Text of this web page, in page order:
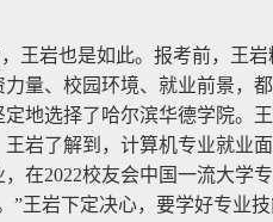
王岩也是如此。报考前，王
量、校园环境、就业前景，
地选择了哈尔滨华德学院。
岩了解到，计算机专业就业
在2022校友会中国一流大学
”王岩下定决心，要学好专业